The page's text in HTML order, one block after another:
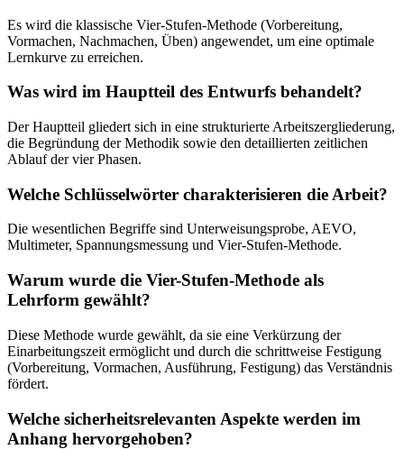
Es wird die klassische Vier-Stufen-Methode (Vorbereitung,
Vormachen, Nachmachen, Üben) angewendet, um eine optimale
Lernkurve zu erreichen.
Was wird im Hauptteil des Entwurfs behandelt?
Der Hauptteil gliedert sich in eine strukturierte Arbeitszergliederung,
die Begründung der Methodik sowie den detaillierten zeitlichen
Ablauf der vier Phasen.
Welche Schlüsselwörter charakterisieren die Arbeit?
Die wesentlichen Begriffe sind Unterweisungsprobe, AEVO,
Multimeter, Spannungsmessung und Vier-Stufen-Methode.
Warum wurde die Vier-Stufen-Methode als
Lehrform gewählt?
Diese Methode wurde gewählt, da sie eine Verkürzung der
Einarbeitungszeit ermöglicht und durch die schrittweise Festigung
(Vorbereitung, Vormachen, Ausführung, Festigung) das Verständnis
fördert.
Welche sicherheitsrelevanten Aspekte werden im
Anhang hervorgehoben?